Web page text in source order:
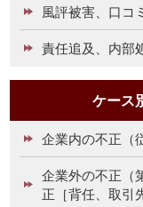
風評被害、口コ
責任追及、内部
ケース
企業内の不正（
企業外の不正（
正［背任、取引